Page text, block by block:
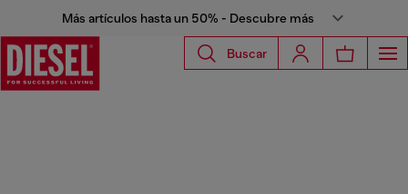
Más artículos hasta un 50% - Descubre más
Buscar